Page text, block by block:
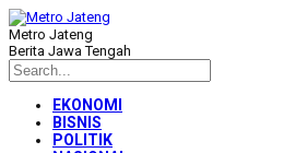
Metro Jateng
Berita Jawa Tengah
EKONOMI
BISNIS
POLITIK